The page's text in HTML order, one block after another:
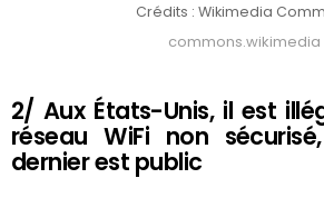
Crédits : Wikimedia
commons.wikimedia
2/ Aux États-Unis, il est
réseau WiFi non
dernier est public